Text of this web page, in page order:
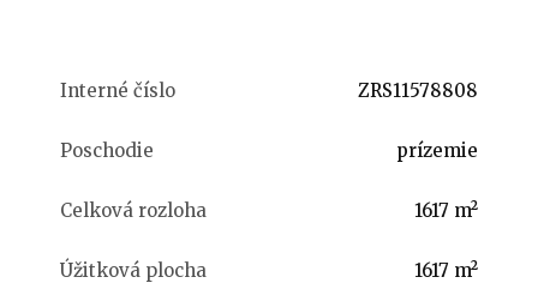
Interné číslo ZRS11578808
Poschodie prízemie
Celková rozloha 1617 m²
Úžitková plocha 1617 m²